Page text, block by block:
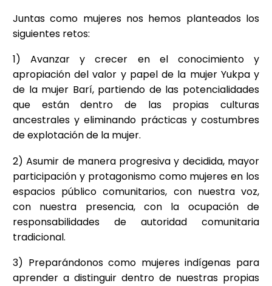
Juntas como mujeres nos hemos planteados los
siguientes retos:
1) Avanzar y crecer en el conocimiento y
apropiación del valor y papel de la mujer Yukpa y
de la mujer Barí, partiendo de las potencialidades
que están dentro de las propias culturas
ancestrales y eliminando prácticas y costumbres
de explotación de la mujer.
2) Asumir de manera progresiva y decidida, mayor
participación y protagonismo como mujeres en los
espacios público comunitarios, con nuestra voz,
con nuestra presencia, con la ocupación de
responsabilidades de autoridad comunitaria
tradicional.
3) Preparándonos como mujeres indígenas para
aprender a distinguir dentro de nuestras propias